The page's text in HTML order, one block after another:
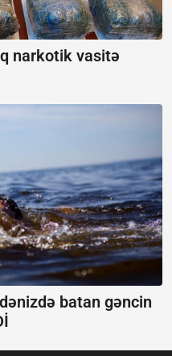
narkotik vasitə
batan gəncin